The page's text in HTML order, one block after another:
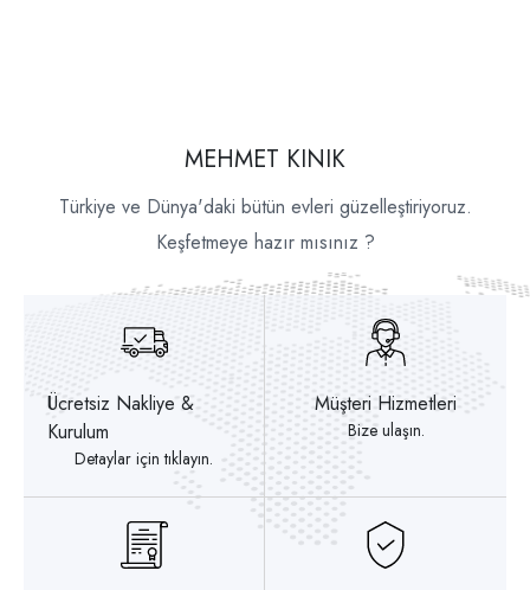
MEHMET KINIK
Türkiye ve Dünya'daki bütün evleri güzelleştiriyoruz.
Keşfetmeye hazır mısınız ?
Ücretsiz Nakliye &
Kurulum
Detaylar için tıklayın.
Müşteri Hizmetleri
Bize ulaşın.